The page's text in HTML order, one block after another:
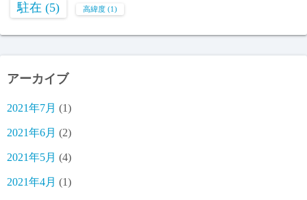
駐在 (5) 高緯度 (1)
アーカイブ
2021年7月 (1)
2021年6月 (2)
2021年5月 (4)
2021年4月 (1)